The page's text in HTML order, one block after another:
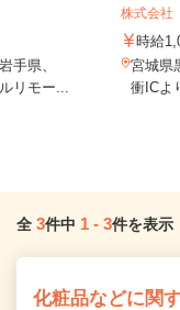
手県、
リモー...
株式会
時給
宮城県
衝ICよ
全 3件中 1 - 3件を表示
化粧品などに関